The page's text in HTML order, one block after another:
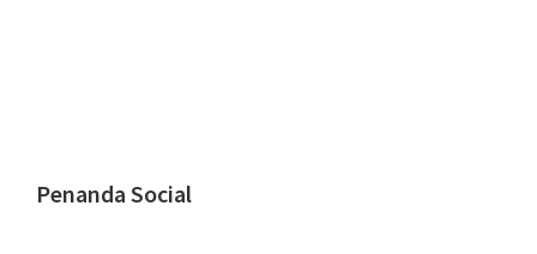
Penanda Social